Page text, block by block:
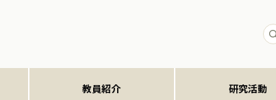
教員紹介 研究活動